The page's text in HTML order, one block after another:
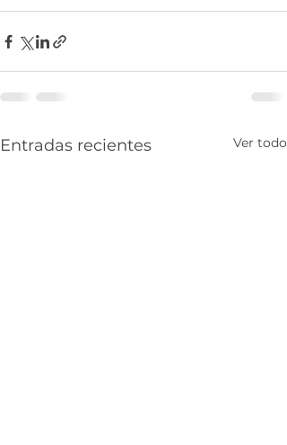
Entradas recientes Ver todo